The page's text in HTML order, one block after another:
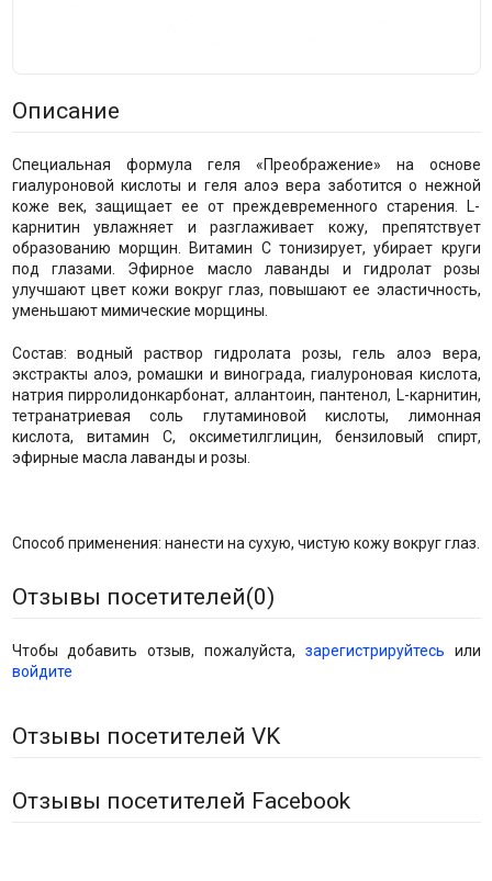
Описание
Специальная формула геля «Преображение» на основе
гиалуроновой кислоты и геля алоэ вера заботится о нежной
коже век, защищает ее от преждевременного старения. L-
карнитин увлажняет и разглаживает кожу, препятствует
образованию морщин. Витамин С тонизирует, убирает круги
под глазами. Эфирное масло лаванды и гидролат розы
улучшают цвет кожи вокруг глаз, повышают ее эластичность,
уменьшают мимические морщины.
Состав: водный раствор гидролата розы, гель алоэ вера,
экстракты алоэ, ромашки и винограда, гиалуроновая кислота,
натрия пирролидонкарбонат, аллантоин, пантенол, L-карнитин,
тетранатриевая соль глутаминовой кислоты, лимонная
кислота, витамин С, оксиметилглицин, бензиловый спирт,
эфирные масла лаванды и розы.
Способ применения: нанести на сухую, чистую кожу вокруг глаз.
Отзывы посетителей(0)
Чтобы добавить отзыв, пожалуйста, зарегистрируйтесь или
войдите
Отзывы посетителей VK
Отзывы посетителей Facebook